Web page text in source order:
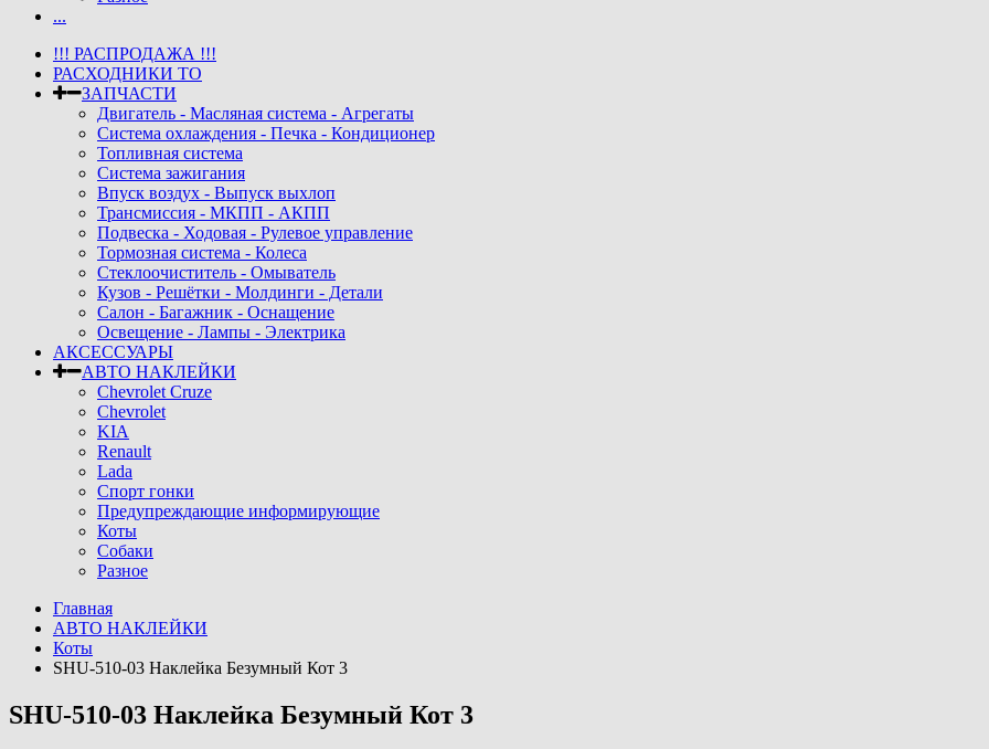
...
!!! РАСПРОДАЖА !!!
РАСХОДНИКИ ТО
ЗАПЧАСТИ
Двигатель - Масляная система - Агрегаты
Система охлаждения - Печка - Кондиционер
Топливная система
Система зажигания
Впуск воздух - Выпуск выхлоп
Трансмиссия - МКПП - АКПП
Подвеска - Ходовая - Рулевое управление
Тормозная система - Колеса
Стеклоочиститель - Омыватель
Кузов - Решётки - Молдинги - Детали
Салон - Багажник - Оснащение
Освещение - Лампы - Электрика
АКСЕССУАРЫ
АВТО НАКЛЕЙКИ
Chevrolet Cruze
Chevrolet
KIA
Renault
Lada
Спорт гонки
Предупреждающие информирующие
Коты
Собаки
Разное
Главная
АВТО НАКЛЕЙКИ
Коты
SHU-510-03 Наклейка Безумный Кот 3
SHU-510-03 Наклейка Безумный Кот 3